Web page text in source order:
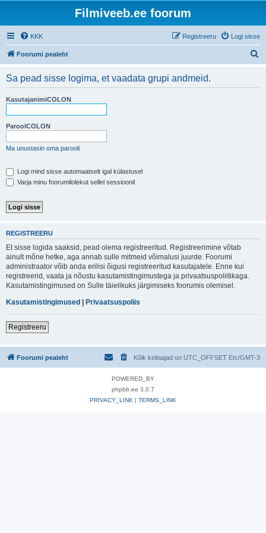
Filmiveeb.ee foorum
KKK Logi sisse
Registreeru
Foorumi pealeht
Sa pead sisse logima, et vaadata grupi andmeid.
KasutajanimiCOLON
ParoolCOLON
Ma unustasin oma parooli
Logi mind sisse automaatselt igal külastusel
Varja minu foorumilolekut sellel sessioonil
REGISTREERU
Et sisse logida saaksid, pead olema registreeritud. Registreerimine võtab
ainult mõne hetke, aga annab sulle mitmeid võimalusi juurde. Foorumi
administraator võib anda erilisi õigusi registreeritud kasutajatele. Enne kui
registreerid, vaata ja nõustu kasutamistingimustega ja privaatsuspoliitikaga.
Kasutamistingimused on Sulle täielikuks järgimiseks foorumis olemisel.
Kasutamistingimused | Privaatsuspoliis
Registreeru
Foorumi pealeht Kõik kellaajad on UTC_OFFSET Etc/GMT-3
POWERED_BY
phpbb.ee 3.0.7
PRIVACY_LINK | TERMS_LINK